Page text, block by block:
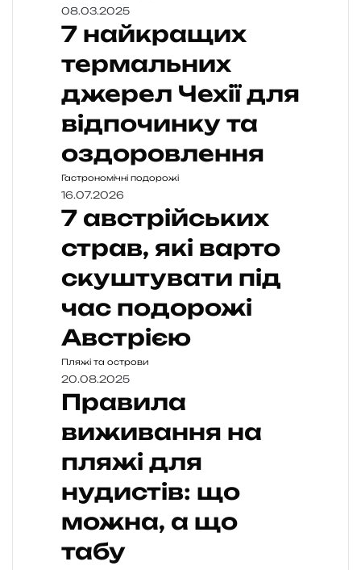
08.03.2025
7 найкращих
термальних
джерел Чехії для
відпочинку та
оздоровлення
Гастрономічні подорожі
16.07.2026
7 австрійських
страв, які варто
скуштувати під
час подорожі
Австрією
Пляжі та острови
20.08.2025
Правила
виживання на
пляжі для
нудистів: що
можна, а що
табу